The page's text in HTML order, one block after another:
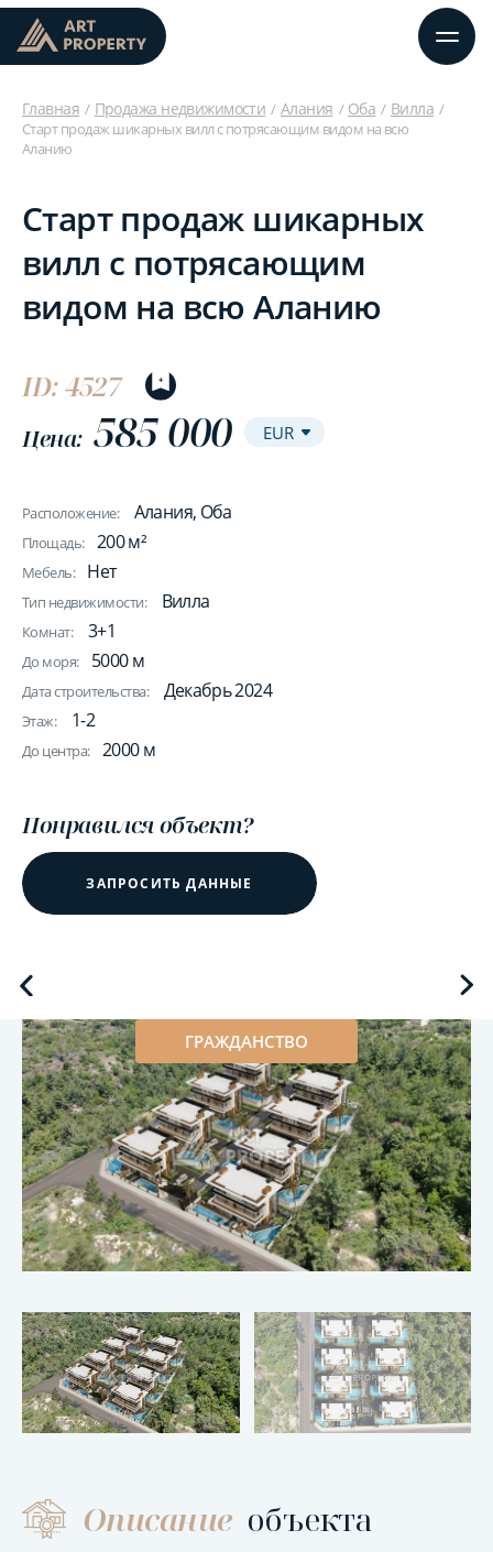
Главная Продажа недвижимости Алания Оба Вилла
Старт продаж шикарных вилл с потрясающим видом на всю
Аланию
Старт продаж шикарных
вилл с потрясающим
видом на всю Аланию
ID: 4527
Цена: 585 000
Расположение: Алания, Оба
Площадь: 200 м²
Мебель: Нет
Тип недвижимости: Вилла
Комнат: 3+1
До моря: 5000 м
Дата строительства: Декабрь 2024
Этаж: 1-2
До центра: 2000 м
Понравился объект?
ЗАПРОСИТЬ ДАННЫЕ
ГРАЖДАНСТВО
Описание объекта